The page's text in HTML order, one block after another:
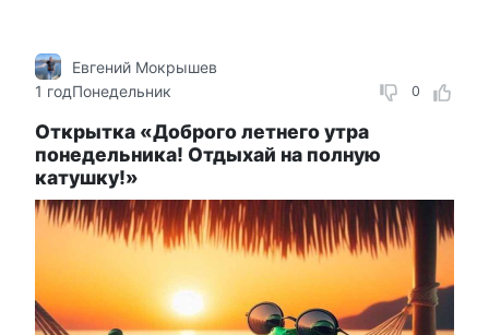
0
Евгений Мокрышев
1 годПонедельник
Открытка «Доброго летнего утра
понедельника! Отдыхай на полную
катушку!»